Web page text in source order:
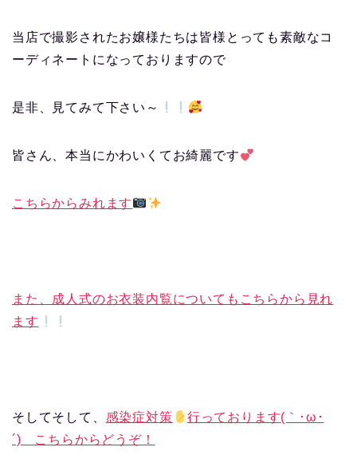
当店で撮影されたお嬢様たちは皆様とっても素敵なコ
ーディネートになっておりますので
是非、見てみて下さい～
皆さん、本当にかわいくてお綺麗です
こちらからみれます
また、成人式のお衣装内覧についてもこちらから見れ
ます
そしてそして、 感染症対策
行っております(｀･ω･
´)ゞこちらからどうぞ！